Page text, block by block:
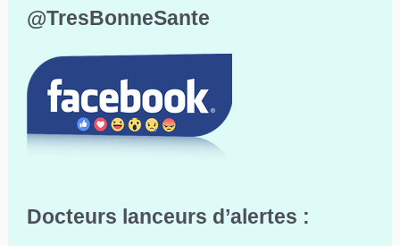
@TresBonneSante
Docteurs lanceurs d’alertes :